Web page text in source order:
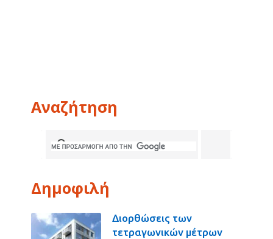
Αναζήτηση
Δημοφιλή
Διορθώσεις των
τετραγωνικών μέτρων